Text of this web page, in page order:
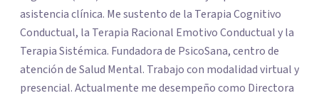
asistencia clínica. Me sustento de la Terapia Cognitivo
Conductual, la Terapia Racional Emotivo Conductual y la
Terapia Sistémica. Fundadora de PsicoSana, centro de
atención de Salud Mental. Trabajo con modalidad virtual y
presencial. Actualmente me desempeño como Directora